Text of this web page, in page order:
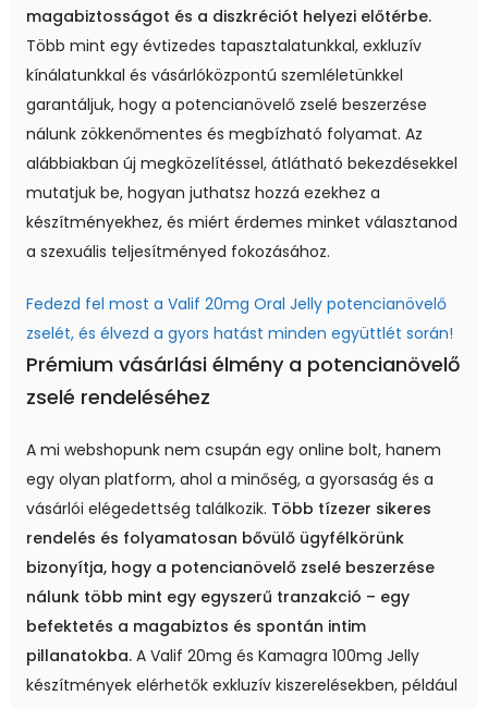
magabiztosságot és a diszkréciót helyezi előtérbe.
Több mint egy évtizedes tapasztalatunkkal, exkluzív
kínálatunkkal és vásárlóközpontú szemléletünkkel
garantáljuk, hogy a potencianövelő zselé beszerzése
nálunk zökkenőmentes és megbízható folyamat. Az
alábbiakban új megközelítéssel, átlátható bekezdésekkel
mutatjuk be, hogyan juthatsz hozzá ezekhez a
készítményekhez, és miért érdemes minket választanod
a szexuális teljesítményed fokozásához.
Fedezd fel most a Valif 20mg Oral Jelly potencianövelő
zselét, és élvezd a gyors hatást minden együttlét során!
Prémium vásárlási élmény a potencianövelő
zselé rendeléséhez
A mi webshopunk nem csupán egy online bolt, hanem
egy olyan platform, ahol a minőség, a gyorsaság és a
vásárlói elégedettség találkozik. Több tízezer sikeres
rendelés és folyamatosan bővülő ügyfélkörünk
bizonyítja, hogy a potencianövelő zselé beszerzése
nálunk több mint egy egyszerű tranzakció – egy
befektetés a magabiztos és spontán intim
pillanatokba. A Valif 20mg és Kamagra 100mg Jelly
készítmények elérhetők exkluzív kiszerelésekben, például